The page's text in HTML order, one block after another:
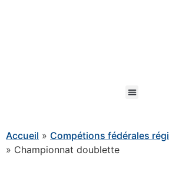
Accueil » Compétions fédérales
» Championnat doublette